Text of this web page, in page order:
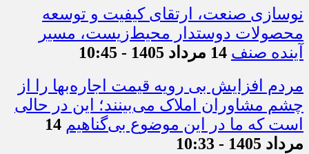
نوسازی صنعت، ارتقای کیفیت و توسعه
محصولات دوستدار محیط‌زیست، مسیر
آینده صنف 14 مرداد 1405 - 10:45
مردم افزایش بی رویه قیمت اجاره‌بها را از
چشم مشاوران املاک می‌بینند؛ این در حالی
است که ما در این موضوع بی‌گناهیم 14
مرداد 1405 - 10:33